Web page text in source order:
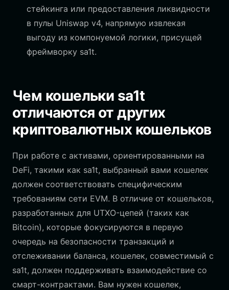
стейкинга или предоставления ликвидности
в пулы Uniswap v4, напрямую извлекая
выгоду из компонуемой логики, присущей
фреймворку sa1t.
Чем кошельки sa1t
отличаются от других
криптовалютных кошельков
При работе с активами, ориентированными на
DeFi, такими как sa1t, выбранный вами кошелек
должен соответствовать специфическим
требованиям сети EVM. В отличие от кошельков,
разработанных для UTXO-цепей (таких как
Bitcoin), которые фокусируются в первую
очередь на безопасности транзакций и
отслеживании баланса, кошелек, совместимый с
sa1t, должен поддерживать взаимодействие со
смарт-контрактами. Вам нужен кошелек,